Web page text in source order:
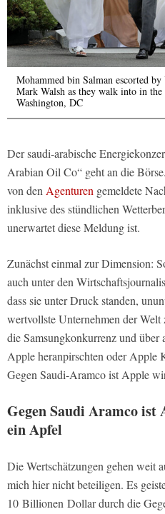
Mohammed bin Salman escorted
Mark Walsh as they walk into in
Washington, DC
Der saudi-arabische
Arabian Oil Co“ geht an die
von denAgenturen gemeldete
inklusive des stündlichen
unerwartet diese Meldung ist.
Zunächst einmal zur Dimension:
auch unter den
dass sie unter Druck standen,
wertvollste Unternehmen der Welt
die Samsungkonkurrenz und über
Apple heranpirschten oder Apple
Gegen Saudi-Aramco ist Apple
Gegen Saudi Aramco
ein Apfel
Die Wertschätzungen gehen weit
mich hier nicht beteiligen. Es
10 Billionen Dollar durch die